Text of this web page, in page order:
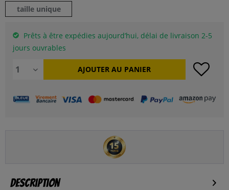
taille unique
Prêts à être expédies aujourd’hui, délai de livraison 2-5
jours ouvrables
AJOUTER AU PANIER
Description